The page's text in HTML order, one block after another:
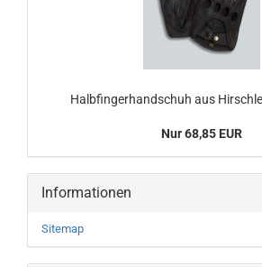
Halbfingerhandschuh aus
Nur 68,85 EUR
Informationen
Sitemap